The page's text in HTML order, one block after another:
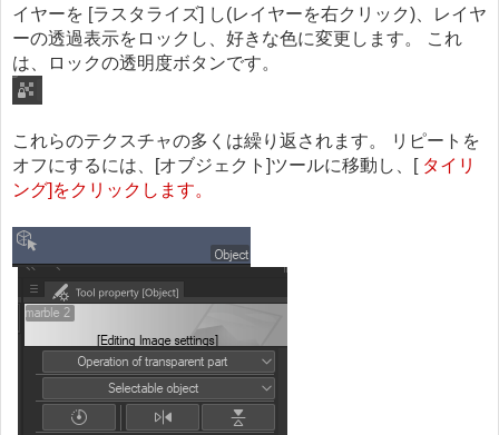
イヤーを [ラスタライズ] し(レイヤーを右クリック)、レイヤ
ーの透過表示をロックし、好きな色に変更します。 これ
は、ロックの透明度ボタンです。
これらのテクスチャの多くは繰り返されます。 リピートを
オフにするには、[オブジェクト]ツールに移動し、[ タイリ
ング]をクリックします。